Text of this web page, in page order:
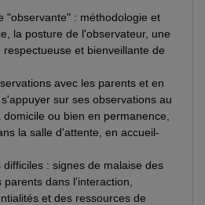
"observante" : méthodologie et
la posture de l'observateur, une
et bienveillante de
avec les parents et en
sur ses observations au
ou bien en permanence,
la salle d'attente, en accueil-
difficiles : signes de malaise des
dans l'interaction,
et des ressources de